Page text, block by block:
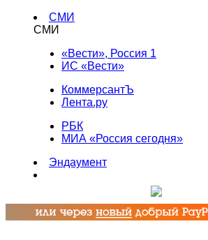
СМИ
СМИ
«Вести», Россия 1
ИС «Вести»
КоммерсантЪ
Лента.ру
РБК
МИА «Россия сегодня»
Эндаумент